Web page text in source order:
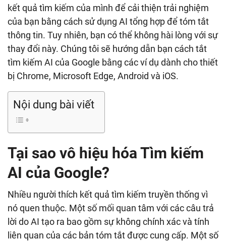
kết quả tìm kiếm của mình để cải thiện trải nghiệm
của bạn bằng cách sử dụng AI tổng hợp để tóm tắt
thông tin. Tuy nhiên, bạn có thể không hài lòng với sự
thay đổi này. Chúng tôi sẽ hướng dẫn bạn cách tắt
tìm kiếm AI của Google bằng các ví dụ dành cho thiết
bị Chrome, Microsoft Edge, Android và iOS.
Nội dung bài viết
Tại sao vô hiệu hóa Tìm kiếm
AI của Google?
Nhiều người thích kết quả tìm kiếm truyền thống vì
nó quen thuộc. Một số mối quan tâm với các câu trả
lời do AI tạo ra bao gồm sự không chính xác và tính
liên quan của các bản tóm tắt được cung cấp. Một số